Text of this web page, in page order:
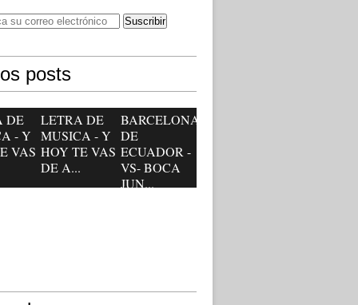
posts
DE
- Y
VAS
LETRA DE
MUSICA - Y
HOY TE VAS
DE A...
BARCELONA
DE
ECUADOR -
VS- BOCA
JUN...